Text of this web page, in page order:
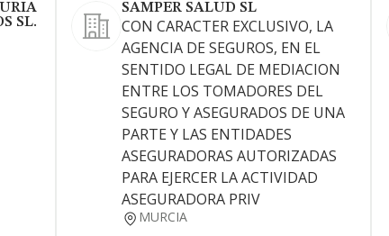
SL.
SAMPER SALUD SL
CON CARACTER EXCLUSIVO, LA
AGENCIA DE SEGUROS, EN EL
SENTIDO LEGAL DE MEDIACION
ENTRE LOS TOMADORES DEL
SEGURO Y ASEGURADOS DE UNA
PARTE Y LAS ENTIDADES
ASEGURADORAS AUTORIZADAS
PARA EJERCER LA ACTIVIDAD
ASEGURADORA PRIV
MURCIA